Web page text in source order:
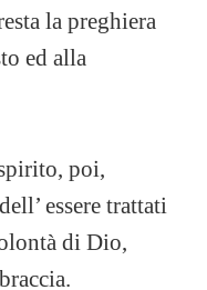
la preghiera
ed alla
poi,
essere trattati
di Dio,